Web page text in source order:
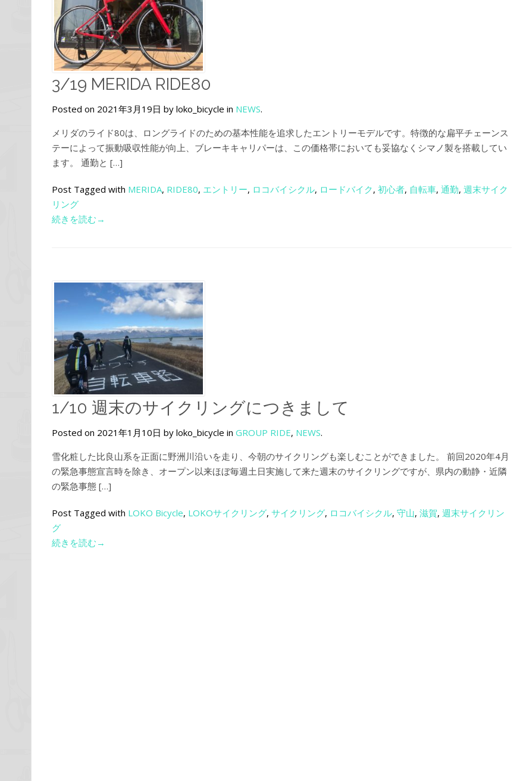
3/19 MERIDA RIDE80
Posted on 2021年3月19日 by loko_bicycle in NEWS.
メリダのライド80は、ロングライドのための基本性能を追求したエントリーモデルです。特徴的な扁平チェーンス
テーによって振動吸収性能が向上、ブレーキキャリパーは、この価格帯においても妥協なくシマノ製を搭載してい
ます。 通勤と […]
Post Tagged with MERIDA, RIDE80, エントリー, ロコバイシクル, ロードバイク, 初心者, 自転車, 通勤, 週末サイク
リング
続きを読む→
1/10 週末のサイクリングにつきまして
Posted on 2021年1月10日 by loko_bicycle in GROUP RIDE, NEWS.
雪化粧した比良山系を正面に野洲川沿いを走り、今朝のサイクリングも楽しむことができました。 前回2020年4月
の緊急事態宣言時を除き、オープン以来ほぼ毎週土日実施して来た週末のサイクリングですが、県内の動静・近隣
の緊急事態 […]
Post Tagged with LOKO Bicycle, LOKOサイクリング, サイクリング, ロコバイシクル, 守山, 滋賀, 週末サイクリン
グ
続きを読む→